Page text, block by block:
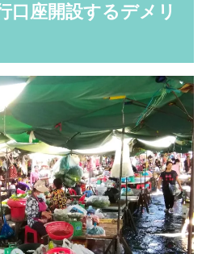
口座開設するデメリ